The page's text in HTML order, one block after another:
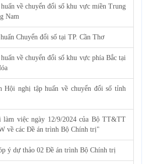
về chuyển đổi số khu vực miền Trung
Nam
Chuyển đổi số tại TP. Cần Thơ
về chuyển đổi số khu vực phía Bắc tại
Hội nghị tập huấn về chuyển đổi số tỉnh
làm việc ngày 12/9/2024 của Bộ TT&TT
về các Đề án trình Bộ Chính trị"
ý dự thảo 02 Đề án trình Bộ Chính trị